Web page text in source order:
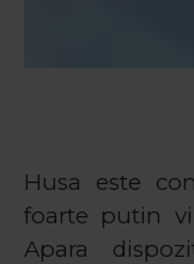
Husa este
foarte putin
Apara